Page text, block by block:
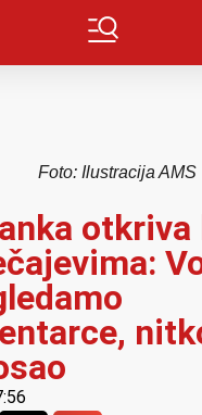
Foto: Ilustracija AMS
otkriva